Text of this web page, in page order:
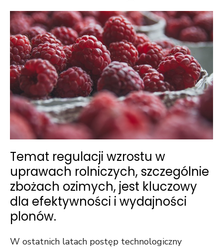
Temat regulacji wzrostu w
uprawach rolniczych, szczególnie
zbożach ozimych, jest kluczowy
dla efektywności i wydajności
plonów.
W ostatnich latach postęp technologiczny